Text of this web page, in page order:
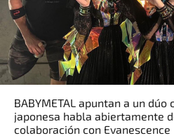
BABYMETAL apuntan a un dúo
japonesa habla abiertamente
colaboración con Evanescence